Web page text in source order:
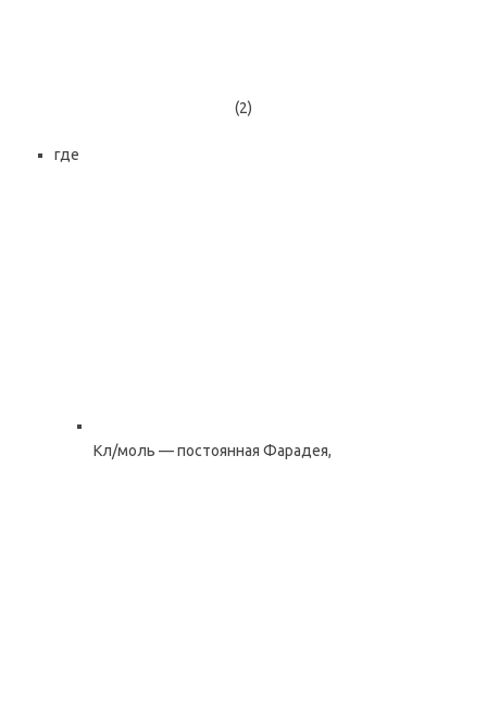
(2)
где
Кл/моль — постоянная Фарадея,